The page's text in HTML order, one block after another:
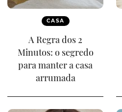
CASA
A Regra dos 2
Minutos: o segredo
para manter a casa
arrumada